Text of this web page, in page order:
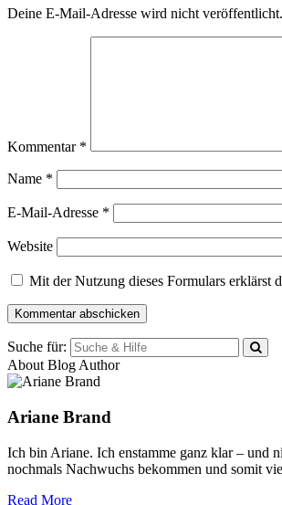
Deine E-Mail-Adresse wird nicht veröffentlicht.
Kommentar *
Name *
E-Mail-Adresse *
Website
Mit der Nutzung dieses Formulars erklärst
Suche für:
About Blog Author
Ariane Brand
Ich bin Ariane. Ich enstamme ganz klar – und
nochmals Nachwuchs bekommen und somit
Read More